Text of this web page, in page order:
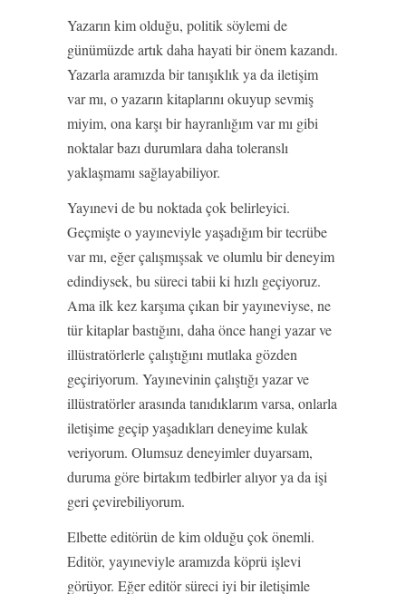
Yazarın kim olduğu, politik söylemi de
günümüzde artık daha hayati bir önem kazandı.
Yazarla aramızda bir tanışıklık ya da iletişim
var mı, o yazarın kitaplarını okuyup sevmiş
miyim, ona karşı bir hayranlığım var mı gibi
noktalar bazı durumlara daha toleranslı
yaklaşmamı sağlayabiliyor.
Yayınevi de bu noktada çok belirleyici.
Geçmişte o yayıneviyle yaşadığım bir tecrübe
var mı, eğer çalışmışsak ve olumlu bir deneyim
edindiysek, bu süreci tabii ki hızlı geçiyoruz.
Ama ilk kez karşıma çıkan bir yayıneviyse, ne
tür kitaplar bastığını, daha önce hangi yazar ve
illüstratörlerle çalıştığını mutlaka gözden
geçiriyorum. Yayınevinin çalıştığı yazar ve
illüstratörler arasında tanıdıklarım varsa, onlarla
iletişime geçip yaşadıkları deneyime kulak
veriyorum. Olumsuz deneyimler duyarsam,
duruma göre birtakım tedbirler alıyor ya da işi
geri çevirebiliyorum.
Elbette editörün de kim olduğu çok önemli.
Editör, yayıneviyle aramızda köprü işlevi
görüyor. Eğer editör süreci iyi bir iletişimle